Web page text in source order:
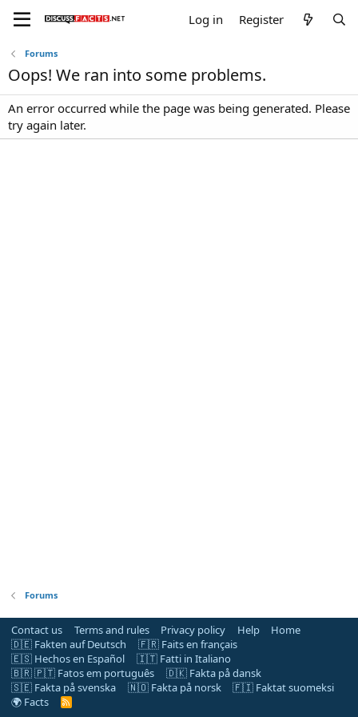
Log in Register
Forums
Oops! We ran into some problems.
An error occurred while the page was being generated. Please
try again later.
Forums
Contact us Terms and rules Privacy policy Help
Home
🇩🇪 Fakten auf Deutsch
🇫🇷 Faits en français
🇪🇸 Hechos en Español
🇮🇹 Fatti in Italiano
🇧🇷 🇵🇹 Fatos em português
🇩🇰 Fakta på dansk
🇸🇪 Fakta på svenska
🇳🇴 Fakta på norsk
🇫🇮 Faktat suomeksi
🌍 Facts
R